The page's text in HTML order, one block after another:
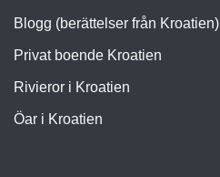
Blogg (berättelser från Kroatien)
Privat boende Kroatien
Rivieror i Kroatien
Öar i Kroatien